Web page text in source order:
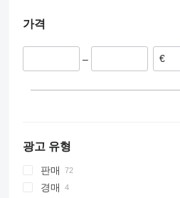
리투아니아
가격
–
광고 유형
판매
경매